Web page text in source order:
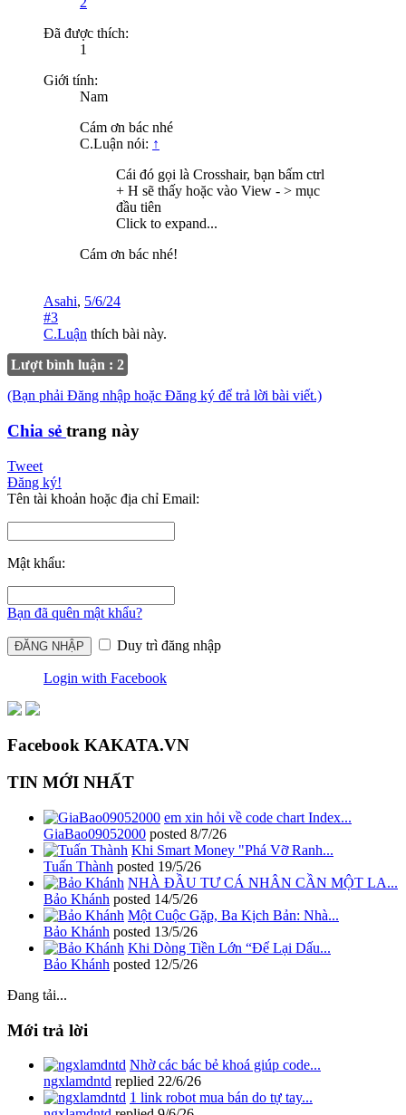
Đã được thích:
1
Giới tính:
Nam
Cám ơn bác nhé
C.Luận nói: ↑
Cái đó gọi là Crosshair, bạn bấm ctrl
+ H sẽ thấy hoặc vào View - > mục
đầu tiên
Click to expand...
Cám ơn bác nhé!
Asahi, 5/6/24
#3
C.Luận thích bài này.
Lượt bình luận : 2
(Bạn phải Đăng nhập hoặc Đăng ký để trả lời bài viết.)
Chia sẻ trang này
Tweet
Đăng ký!
Tên tài khoản hoặc địa chỉ Email:
Mật khẩu:
Bạn đã quên mật khẩu?
Duy trì đăng nhập
Login with Facebook
Facebook KAKATA.VN
TIN MỚI NHẤT
em xin hỏi về code chart Index...
GiaBao09052000 posted 8/7/26
Khi Smart Money "Phá Vỡ Ranh...
Tuấn Thành posted 19/5/26
NHÀ ĐẦU TƯ CÁ NHÂN CẦN MỘT LA...
Bảo Khánh posted 14/5/26
Một Cuộc Gặp, Ba Kịch Bản: Nhà...
Bảo Khánh posted 13/5/26
Khi Dòng Tiền Lớn “Để Lại Dấu...
Bảo Khánh posted 12/5/26
Đang tải...
Mới trả lời
Nhờ các bác bẻ khoá giúp code...
ngxlamdntd replied 22/6/26
1 link robot mua bán do tự tay...